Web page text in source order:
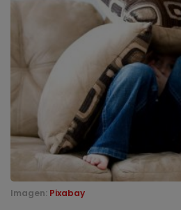
Imagen: Pixabay